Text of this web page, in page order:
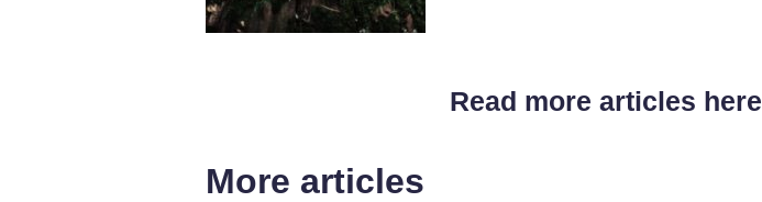
Read more articles here
More articles